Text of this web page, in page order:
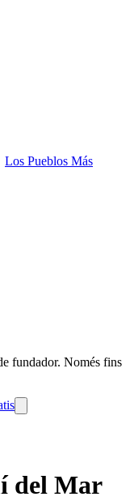
Los Pueblos Más
fundador. Només fins
del Mar